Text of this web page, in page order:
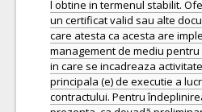
l obtine in termenul stabilit.
un certificat valid sau alte
care atesta ca acesta are
management de mediu
in care se incadreaza
principala (e) de executie a
contractului. Pentru